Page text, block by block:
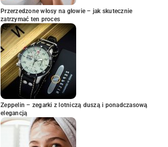
Przerzedzone włosy na głowie – jak skutecznie
zatrzymać ten proces
Zeppelin – zegarki z lotniczą duszą i ponadczasową
elegancją